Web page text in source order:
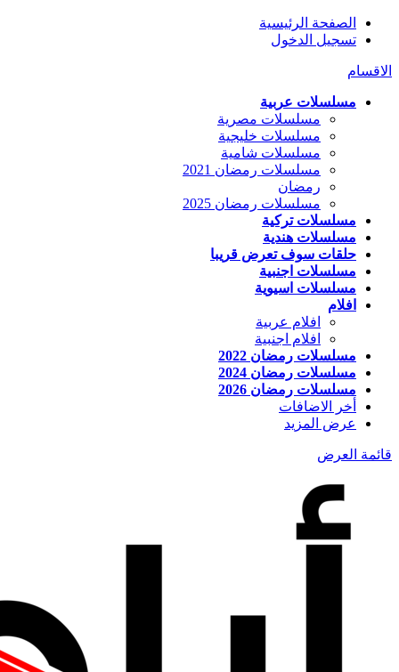
الصفحة الرئيسية
تسجيل الدخول
الاقسام
مسلسلات عربية
مسلسلات مصرية
مسلسلات خليجية
مسلسلات شامية
مسلسلات رمضان 2021
رمضان
مسلسلات رمضان 2025
مسلسلات تركية
مسلسلات هندية
حلقات سوف تعرض قريبا
مسلسلات اجنبية
مسلسلات اسيوية
افلام
افلام عربية
افلام اجنبية
مسلسلات رمضان 2022
مسلسلات رمضان 2024
مسلسلات رمضان 2026
أخر الاضافات
عرض المزيد
قائمة العرض